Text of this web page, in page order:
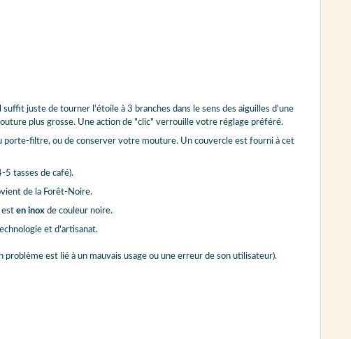
juste de tourner l'étoile à 3 branches dans le sens des aiguilles d'une
plus grosse. Une action de "clic" verrouille votre réglage préféré.
porte-filtre, ou de conserver votre mouture. Un couvercle est fourni à cet
5 tasses de café).
de la Forêt-Noire.
est en inoxde couleur noire.
et d'artisanat.
problème est lié à un mauvais usage ou une erreur de son utilisateur).